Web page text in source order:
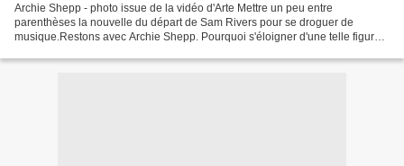
Archie Shepp - photo issue de la vidéo d'Arte Mettre un peu entre
parenthèses la nouvelle du départ de Sam Rivers pour se droguer de
musique.Restons avec Archie Shepp. Pourquoi s'éloigner d'une telle figure